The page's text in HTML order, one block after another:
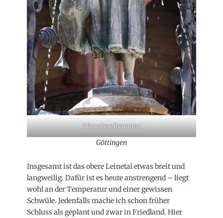
Gänselieselbrunnen
Göttingen
Insgesamt ist das obere Leinetal etwas breit und
langweilig. Dafür ist es heute anstrengend – liegt
wohl an der Temperatur und einer gewissen
Schwüle. Jedenfalls mache ich schon früher
Schluss als geplant und zwar in Friedland. Hier